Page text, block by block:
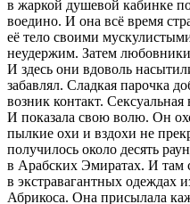
в жаркой душевой кабинке
воедино. И она всё время
её тело своими
неудержим. Затем
И здесь они вдоволь
забавлял. Сладкая парочка
возник контакт. Сексуальная
И показала свою волю. Он
пылкие охи и вздохи не
получилось около десять
в Арабских Эмиратах. И там
в экстравагантных одеждах
Абрикоса. Она присылала